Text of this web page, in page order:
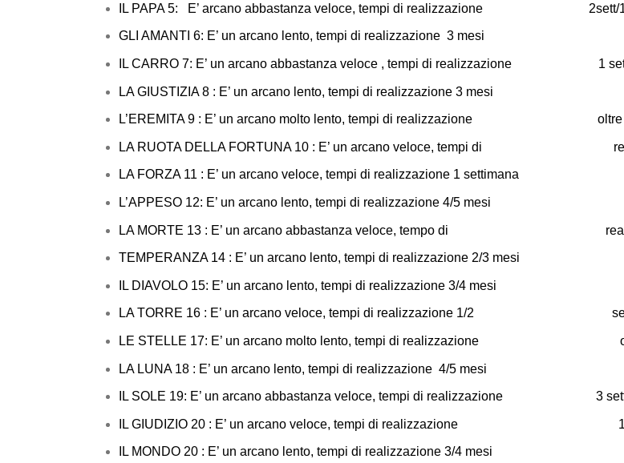
IL PAPA 5: E’ arcano abbastanza veloce, tempi di realizzazione
GLI AMANTI 6: E’ un arcano lento, tempi di realizzazione 3 mesi
IL CARRO 7: E’ un arcano abbastanza veloce , tempi di realizzazione 1
LA GIUSTIZIA 8 : E’ un arcano lento, tempi di realizzazione 3 mesi
L’EREMITA 9 : E’ un arcano molto lento, tempi di realizzazione oltre 6
LA RUOTA DELLA FORTUNA 10 : E’ un arcano veloce, tempi di
LA FORZA 11 : E’ un arcano veloce, tempi di realizzazione 1
L’APPESO 12: E’ un arcano lento, tempi di realizzazione 4/5 mesi
LA MORTE 13 : E’ un arcano abbastanza veloce, tempo di
TEMPERANZA 14 : E’ un arcano lento, tempi di realizzazione 2/3 mesi
IL DIAVOLO 15: E’ un arcano lento, tempi di realizzazione 3/4 mesi
LA TORRE 16 : E’ un arcano veloce, tempi di realizzazione 1/2
LE STELLE 17: E’ un arcano molto lento, tempi di realizzazione
LA LUNA 18 : E’ un arcano lento, tempi di realizzazione 4/5 mesi
IL SOLE 19: E’ un arcano abbastanza veloce, tempi di realizzazione 3
IL GIUDIZIO 20 : E’ un arcano veloce, tempi di realizzazione
IL MONDO 20 : E’ un arcano lento, tempi di realizzazione 3/4 mesi